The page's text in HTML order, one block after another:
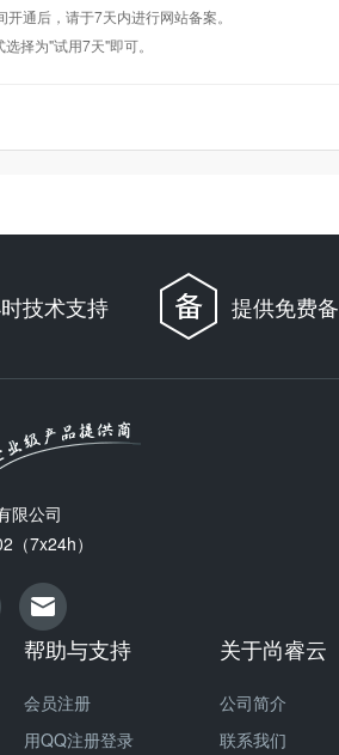
通后，请于7天内进行网站备案。
择为"试用7天"即可。
技术支持 提供免费
限公司
7x24h）
帮助与支持
会员注册
用QQ注册登录
关于尚睿云
公司简介
联系我们